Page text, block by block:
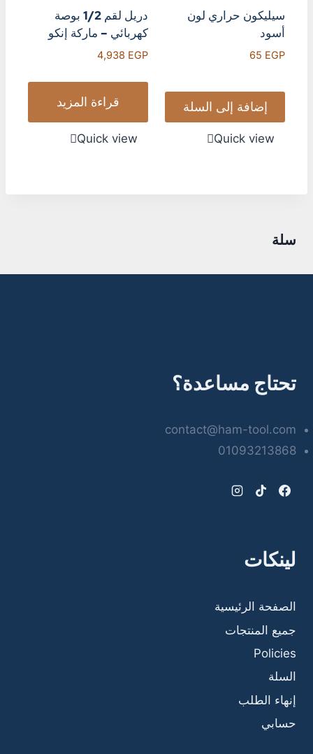
سيليكون حراري لون
أسود
65 EGP
إضافة إلى السلة
Quick view
دريل لقم 1/2 بوصة
كهربائي – ماركة إنكو
4,938 EGP
قراءة المزيد
Quick view
سلة
تحتاج مساعدة؟
contact@ham-tool.com
01093213868
لينكات
الصفحة الرئيسية
جميع المنتجات
Policies
السلة
إنهاء الطلب
حسابي